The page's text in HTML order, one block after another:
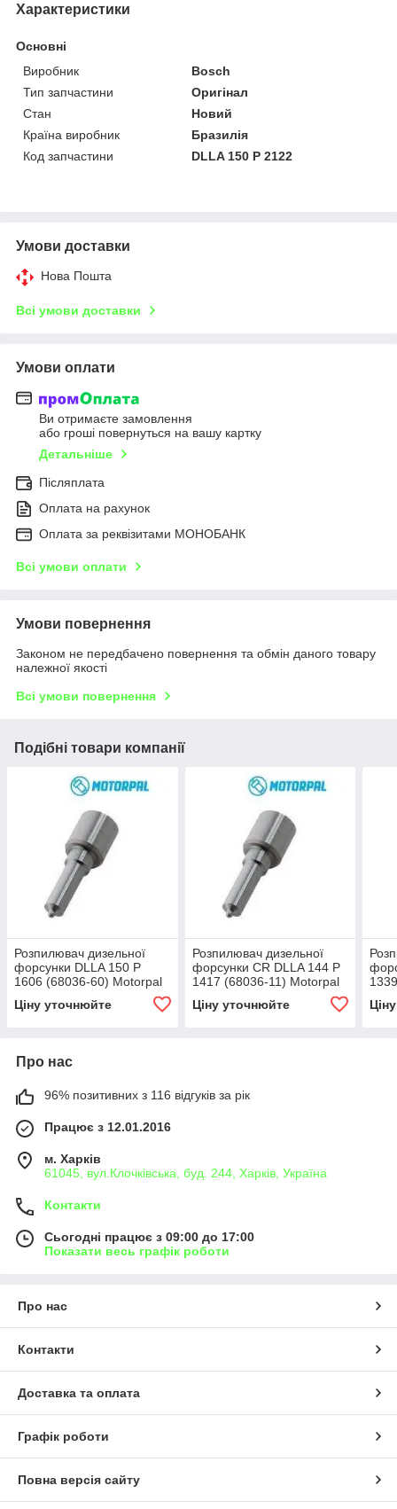
Характеристики
Основні
Виробник
Bosch
Тип запчастини
Оригінал
Стан
Новий
Країна виробник
Бразилія
Код запчастини
DLLA 150 P 2122
Умови доставки
Нова Пошта
Всі умови доставки
Умови оплати
Ви отримаєте замовлення
або гроші повернуться на вашу картку
Детальніше
Післяплата
Оплата на рахунок
Оплата за реквізитами МОНОБАНК
Всі умови оплати
Умови повернення
Законом не передбачено повернення та обмін даного товару
належної якості
Всі умови повернення
Подібні товари компанії
Розпилювач дизельної
форсунки DLLA 150 P
1606 (68036-60) Motorpal
GM, OPEL, VM MOTORI,
DAEWOO, VAUXHALL
Ціну уточнюйте
Розпилювач дизельної
форсунки CR DLLA 144 P
1417 (68036-11) Motorpal
Ціну уточнюйте
Про нас
96% позитивних з 116 відгуків за рік
Працює з 12.01.2016
м. Харків
61045, вул.Клочківська, буд. 244, Харків, Україна
Контакти
Сьогодні працює з 09:00 до 17:00
Показати весь графік роботи
Про нас
Контакти
Доставка та оплата
Графік роботи
Повна версія сайту